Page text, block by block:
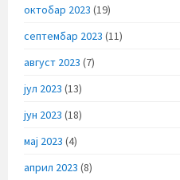
октобар 2023 (19)
септембар 2023 (11)
август 2023 (7)
јул 2023 (13)
јун 2023 (18)
мај 2023 (4)
април 2023 (8)